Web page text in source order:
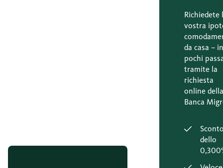
Richiedete
vostra
da casa – in
pochi
tramite la
richiesta
online della
Banca
dello